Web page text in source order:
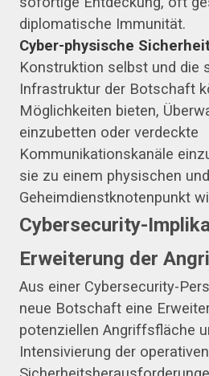
diplomatische Immunität.
Cyber-physische
Konstruktion selbst und die
Infrastruktur der Botschaft
Möglichkeiten bieten,
einzubetten oder verdeckte
Kommunikationskanäle
sie zu einem physischen
Geheimdienstknotenpunkt
Cybersecurity-
Erweiterung der
Aus einer Cybersecurity-
neue Botschaft eine
potenziellen Angriffsfläche
Intensivierung der operativen